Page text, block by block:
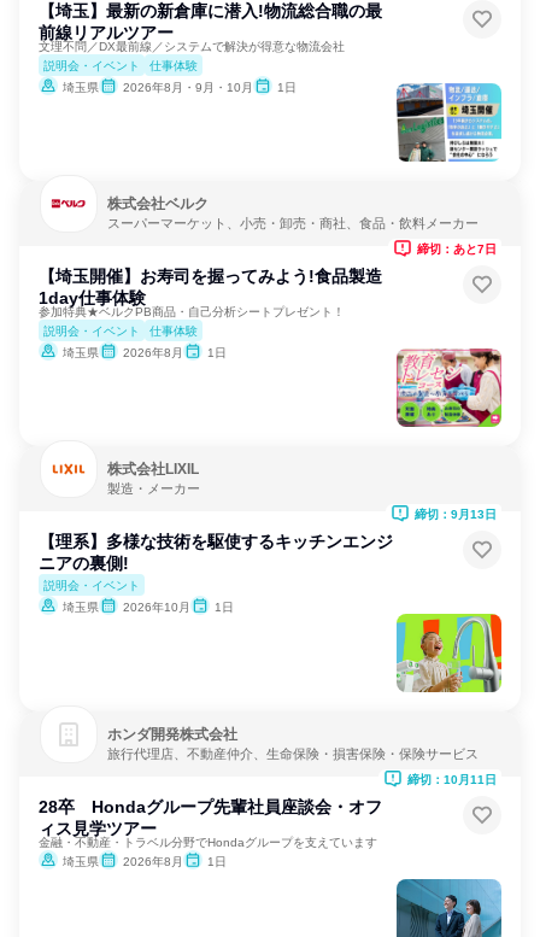
【埼玉】最新の新倉庫に潜入!物流総合職の最
前線リアルツアー
文理不問／DX最前線／システムで解決が得意な物流会社
説明会・イベント
仕事体験
埼玉県
2026年8月・9月・10月 1日
株式会社ベルク
スーパーマーケット、小売・卸売・商社、食品・飲料メーカー
【埼玉開催】お寿司を握ってみよう!食品製造
1day仕事体験
参加特典★ベルクPB商品・自己分析シートプレゼント！
説明会・イベント
仕事体験
埼玉県
2026年8月 1日
締切：あと7日
株式会社LIXIL
製造・メーカー
【理系】多様な技術を駆使するキッチンエンジ
ニアの裏側!
説明会・イベント
埼玉県
2026年10月 1日
締切：9月13日
ホンダ開発株式会社
旅行代理店、不動産仲介、生命保険・損害保険・保険サービス
28卒 Hondaグループ先輩社員座談会・オフ
ィス見学ツアー
金融・不動産・トラベル分野でHondaグループを支えています
埼玉県
2026年8月 1日
締切：10月11日